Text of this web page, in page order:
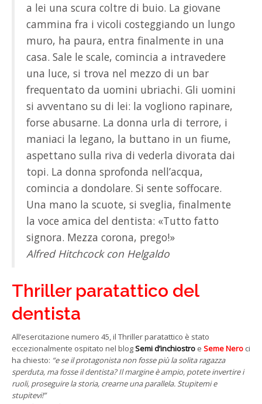
a lei una scura coltre di buio. La giovane
cammina fra i vicoli costeggiando un lungo
muro, ha paura, entra finalmente in una
casa. Sale le scale, comincia a intravedere
una luce, si trova nel mezzo di un bar
frequentato da uomini ubriachi. Gli uomini
si avventano su di lei: la vogliono rapinare,
forse abusarne. La donna urla di terrore, i
maniaci la legano, la buttano in un fiume,
aspettano sulla riva di vederla divorata dai
topi. La donna sprofonda nell’acqua,
comincia a dondolare. Si sente soffocare.
Una mano la scuote, si sveglia, finalmente
la voce amica del dentista: «Tutto fatto
signora. Mezza corona, prego!»
Alfred Hitchcock con Helgaldo
Thriller paratattico del
dentista
All’esercitazione numero 45, il Thriller paratattico è stato
eccezionalmente ospitato nel blogSemi d’inchiostro e Seme Nero ci
ha chiesto: “e se il protagonista non fosse più la solita ragazza
sperduta, ma fosse il dentista? Il margine è ampio, potete invertire i
ruoli, proseguire la storia, crearne una parallela. Stupitemi e
stupitevi!”